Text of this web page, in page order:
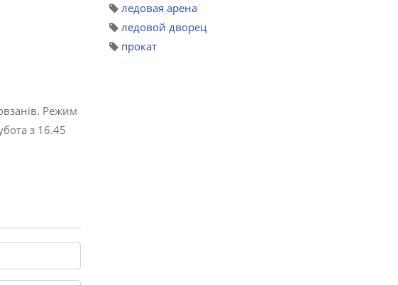
ледовая арена
ледовой дворец
прокат
Режим
з 16.45